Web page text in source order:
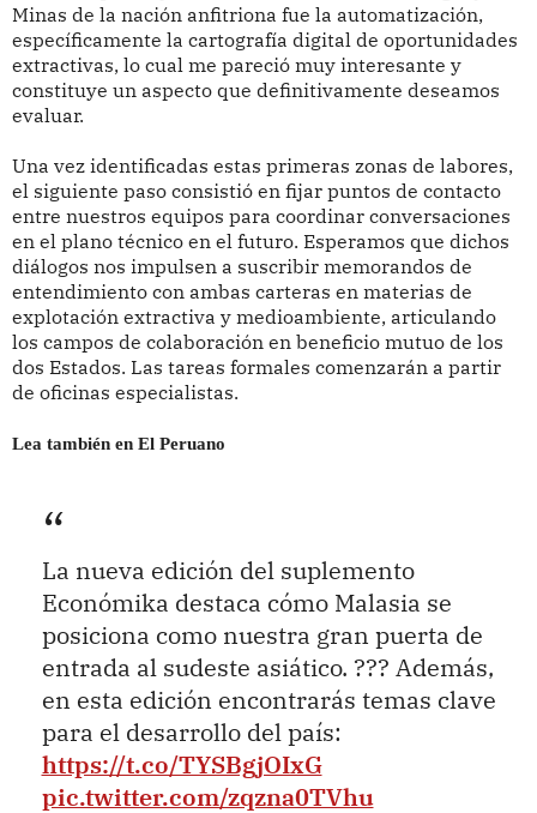
Minas de la nación anfitriona fue la automatización,
específicamente la cartografía digital de oportunidades
extractivas, lo cual me pareció muy interesante y
constituye un aspecto que definitivamente deseamos
evaluar.
Una vez identificadas estas primeras zonas de labores,
el siguiente paso consistió en fijar puntos de contacto
entre nuestros equipos para coordinar conversaciones
en el plano técnico en el futuro. Esperamos que dichos
diálogos nos impulsen a suscribir memorandos de
entendimiento con ambas carteras en materias de
explotación extractiva y medioambiente, articulando
los campos de colaboración en beneficio mutuo de los
dos Estados. Las tareas formales comenzarán a partir
de oficinas especialistas.
Lea también en El Peruano
La nueva edición del suplemento
Económika destaca cómo Malasia se
posiciona como nuestra gran puerta de
entrada al sudeste asiático. ??? Además,
en esta edición encontrarás temas clave
para el desarrollo del país:
https://t.co/TYSBgjOIxG
pic.twitter.com/zqzna0TVhu